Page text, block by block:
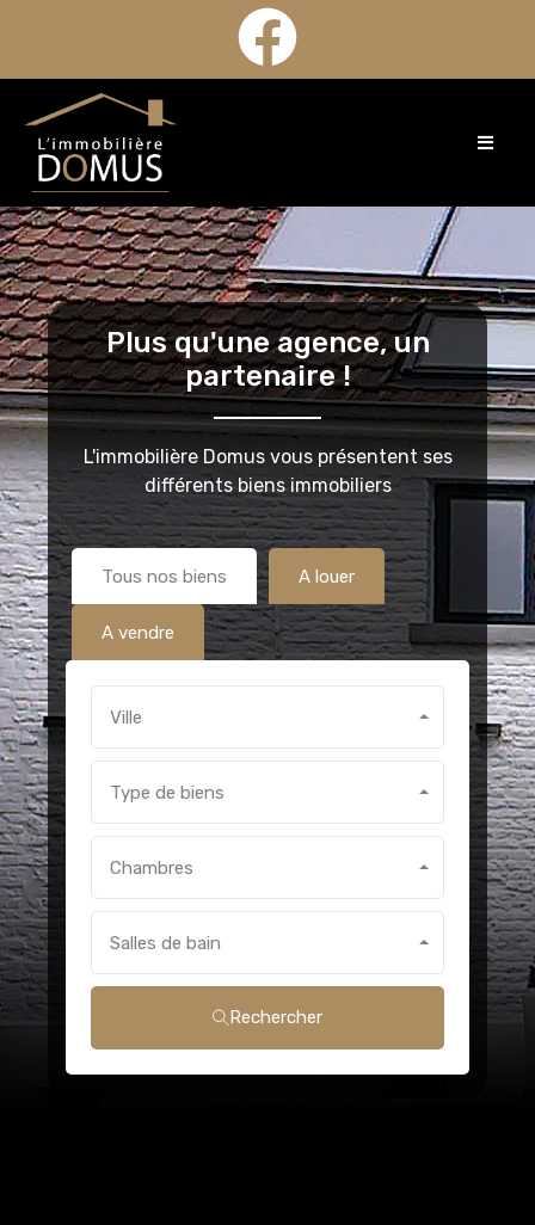
Plus qu'une agence, un
partenaire !
L'immobilière Domus vous présentent ses
différents biens immobiliers
Tous nos biens A louer
A vendre
Ville
Type de biens
Chambres
Salles de bain
Rechercher